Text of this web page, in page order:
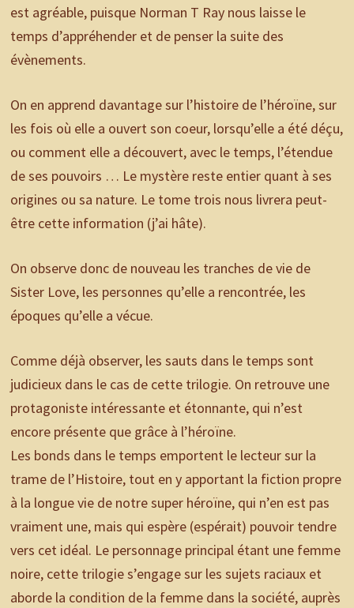
est agréable, puisque Norman T Ray nous laisse le
temps d’appréhender et de penser la suite des
évènements.
On en apprend davantage sur l’histoire de l’héroïne, sur
les fois où elle a ouvert son coeur, lorsqu’elle a été déçu,
ou comment elle a découvert, avec le temps, l’étendue
de ses pouvoirs … Le mystère reste entier quant à ses
origines ou sa nature. Le tome trois nous livrera peut-
être cette information (j’ai hâte).
On observe donc de nouveau les tranches de vie de
Sister Love, les personnes qu’elle a rencontrée, les
époques qu’elle a vécue.
Comme déjà observer, les sauts dans le temps sont
judicieux dans le cas de cette trilogie. On retrouve une
protagoniste intéressante et étonnante, qui n’est
encore présente que grâce à l’héroïne.
Les bonds dans le temps emportent le lecteur sur la
trame de l’Histoire, tout en y apportant la fiction propre
à la longue vie de notre super héroïne, qui n’en est pas
vraiment une, mais qui espère (espérait) pouvoir tendre
vers cet idéal. Le personnage principal étant une femme
noire, cette trilogie s’engage sur les sujets raciaux et
aborde la condition de la femme dans la société, auprès